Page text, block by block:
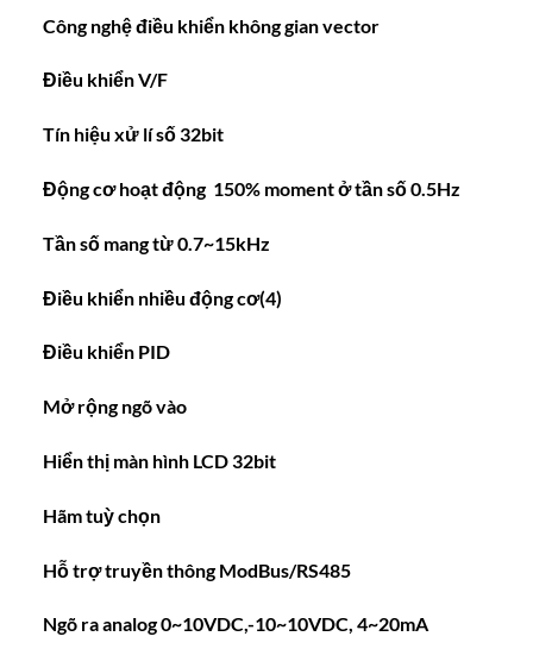
Công nghệ điều khiển không gian vector
Điều khiển V/F
Tín hiệu xử lí số 32bit
Động cơ hoạt động 150% moment ở tần số 0.5Hz
Tần số mang từ 0.7~15kHz
Điều khiển nhiều động cơ(4)
Điều khiển PID
Mở rộng ngõ vào
Hiển thị màn hình LCD 32bit
Hãm tuỳ chọn
Hỗ trợ truyền thông ModBus/RS485
Ngõ ra analog 0~10VDC,-10~10VDC, 4~20mA